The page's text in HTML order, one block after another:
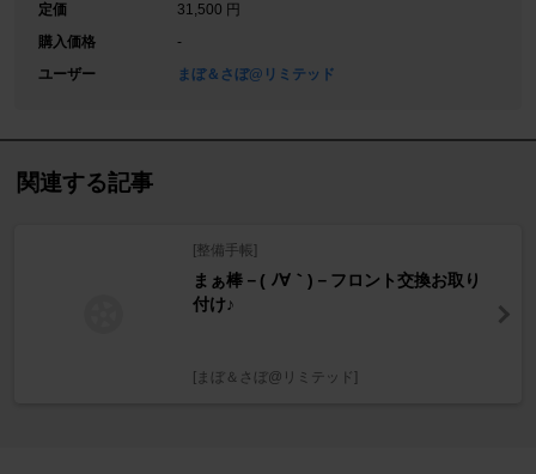
定価
31,500 円
購入価格
-
ユーザー
まぼ＆さぼ@リミテッド
関連する記事
[整備手帳]
まぁ棒－( ﾉ∀｀)－フロント交換お取り
付け♪
[まぼ＆さぼ@リミテッド]